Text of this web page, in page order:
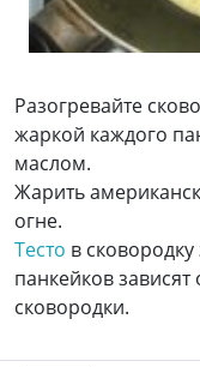
Разогревайте
жаркой каждого
маслом.
Жарить
огне.
Тесто в
панкейков
сковородки.